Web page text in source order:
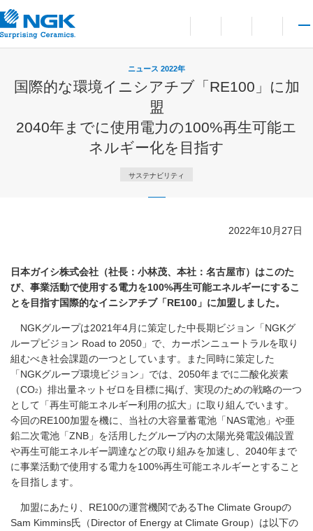
言語切り替えメニュー
サイト内検索を開
お問い合わせ
メイ
ニュース 2022年
国際的な環境イニシアチブ「RE100」に加
盟
2040年までに使用電力の100%再生可能エ
ネルギー化を目指す
サステナビリティ
2022年10月27日
日本ガイシ株式会社（社長：小林茂、本社：名古屋市）はこのた
び、事業活動で使用する電力を100%再生可能エネルギーにするこ
とを目指す国際的なイニシアチブ「RE100」に加盟しました。
NGKグループは2021年4月に策定した中長期ビジョン「NGKグ
ループビジョン Road to 2050」で、カーボンニュートラルを取り
組むべき社会課題の一つとしています。また同時に策定した
「NGKグループ環境ビジョン」では、2050年までに二酸化炭素
（CO2 ）排出量ネットゼロを目標に掲げ、実現のための戦略の一つ
として「再生可能エネルギー利用の拡大」に取り組んでいます。
今回のRE100加盟を機に、当社の大容量蓄電池「NAS電池」や亜
鉛二次電池「ZNB」を活用したグループ内の太陽光発電設備設置
や再生可能エネルギー調達などの取り組みを加速し、2040年まで
に事業活動で使用する電力を100%再生可能エネルギーとすること
を目指します。
加盟にあたり、RE100の運営機関であるThe Climate Groupの
Sam Kimmins氏（Director of Energy at Climate Group）は以下の